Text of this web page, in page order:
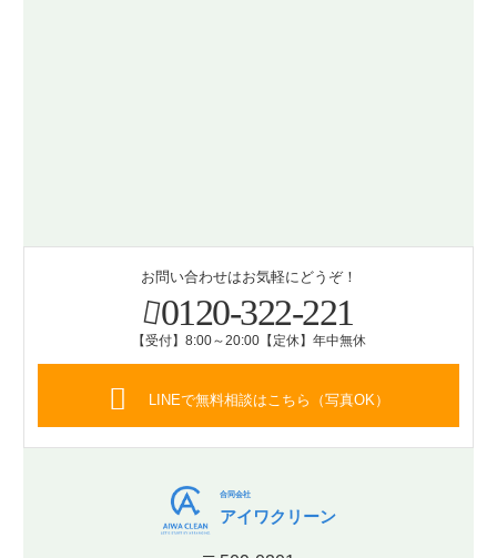
お問い合わせはお気軽にどうぞ！
0120-322-221
【受付】8:00～20:00【定休】年中無休
LINEで無料相談はこちら（写真OK）
合同会社
アイワクリーン